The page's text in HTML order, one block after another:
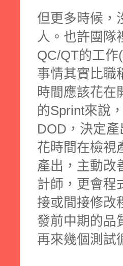
但更多時候，
人。也許團隊
QC/QT的工
事情其實比職
時間應該花在
的Sprint來說
DOD，決定
花時間在檢視
產出，主動改
計師，更會程
接或間接修改
發前中期的品
再來幾個測試